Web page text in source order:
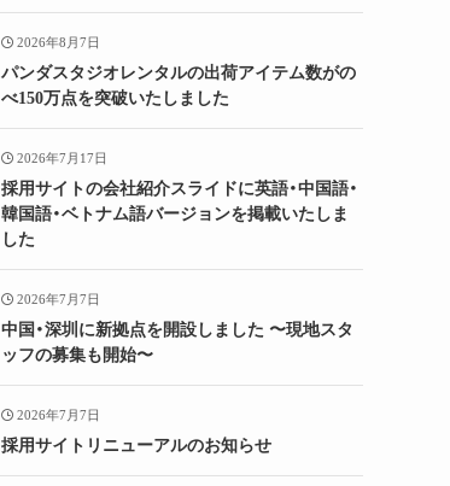
2026年8月7日
パンダスタジオレンタルの出荷アイテム数がの
べ150万点を突破いたしました
2026年7月17日
採用サイトの会社紹介スライドに英語・中国語・
韓国語・ベトナム語バージョンを掲載いたしま
した
2026年7月7日
中国・深圳に新拠点を開設しました 〜現地スタ
ッフの募集も開始〜
2026年7月7日
採用サイトリニューアルのお知らせ